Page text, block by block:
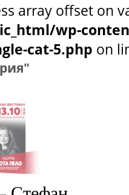
array offset on
wp-
cat-5.php on